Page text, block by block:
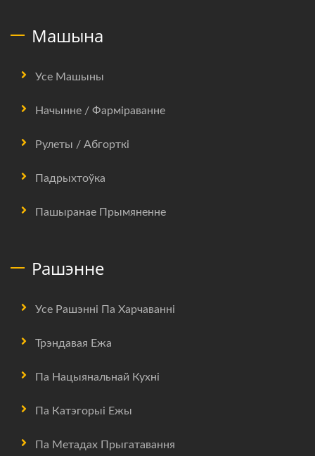
Машына
Усе Машыны
Начынне / Фарміраванне
Рулеты / Абгорткі
Падрыхтоўка
Пашыранае Прымяненне
Рашэнне
Усе Рашэнні Па Харчаванні
Трэндавая Ежа
Па Нацыянальнай Кухні
Па Катэгорыі Ежы
Па Метадах Прыгатавання